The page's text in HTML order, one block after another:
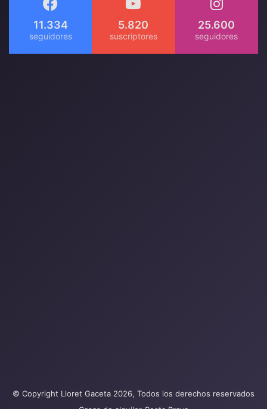
11.334 5.820 25.600
© Copyright Lloret Gaceta 2026, Todos los derechos reservados